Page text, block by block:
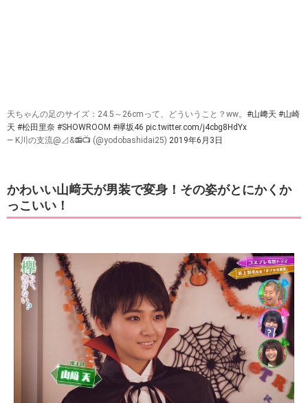
天ちゃんの足のサイズ：24.5～26cmって、どういうこと？ww。 #山﨑天 #山崎
天 #松田里奈 #SHOWROOM #欅坂46 pic.twitter.com/j4cbg8HdYx
— K川の支流@⊿&📻📺 (@yodobashidai25) 2019年6月3日
かわいい山﨑天が男装で変身！その姿がとにかくか
っこいい！